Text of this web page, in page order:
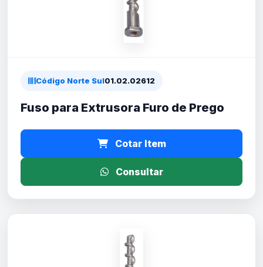
Código Norte Sul01.02.02612
Fuso para Extrusora Furo de Prego
Cotar Item
Consultar